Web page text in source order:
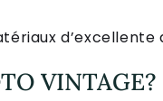
d’excellente
VINTAGE?